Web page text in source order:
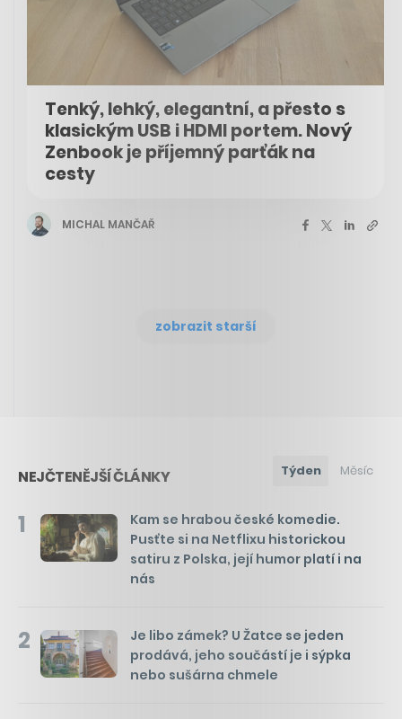
Tenký, lehký, elegantní, a přesto s
klasickým USB i HDMI portem. Nový
Zenbook je příjemný parťák na
cesty
MICHAL MANČAŘ
zobrazit starší
NEJČTENĚJŠÍ ČLÁNKY Týden Měsíc
1
Kam se hrabou české komedie.
Pusťte si na Netflixu historickou
satiru z Polska, její humor platí i na
nás
2
Je libo zámek? U Žatce se jeden
prodává, jeho součástí je i sýpka
nebo sušárna chmele